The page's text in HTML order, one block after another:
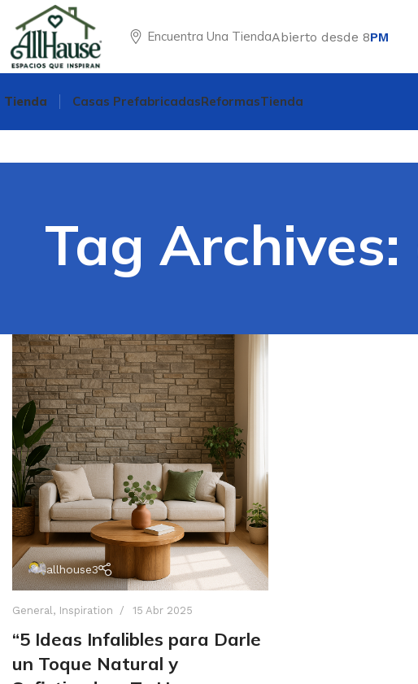
Encuentra Una TiendaAbierto desde 8PM
Tienda Casas PrefabricadasReformasTienda
Tag
allhouse3
General, Inspiration 15 Abr 2025
“5 Ideas Infalibles para Darle
un Toque Natural y